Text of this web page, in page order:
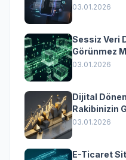
Yazılımın
03.01.2026
Sessiz Veri
Görünmez
Dönüşümün
03.01.2026
Dijital
Rakibinizin
(Kurumsal
03.01.2026
E-Ticaret